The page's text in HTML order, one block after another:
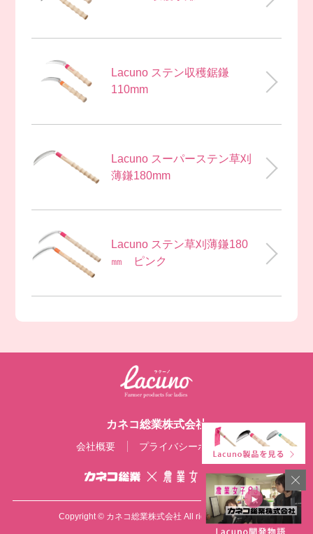
Lacuno ステン収穫鋸鎌
110mm
Lacuno スーパーステン草刈
薄鎌180mm
Lacuno ステン草刈薄鎌180
㎜ ピンク
カネコ総業株式会社
会社概要 プライバシーポリシー
Copyright © カネコ総業株式会社 All rights reserved.